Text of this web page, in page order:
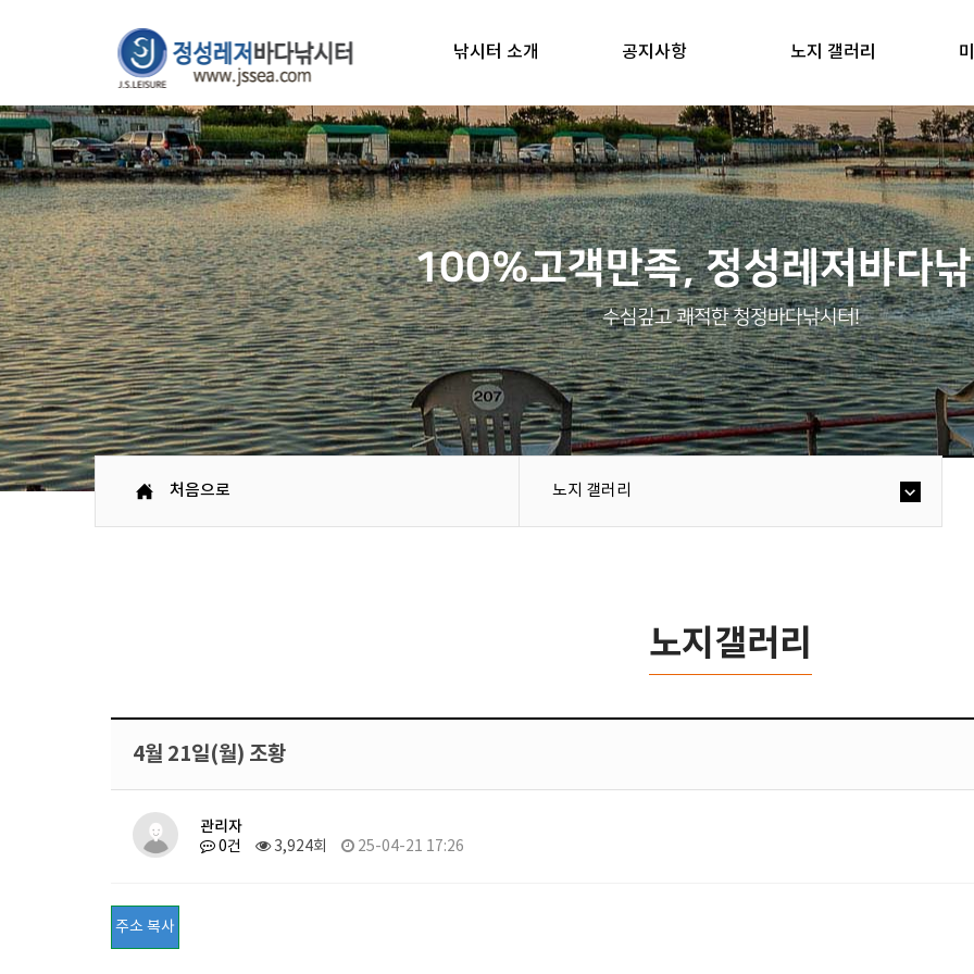
낚시터 소개 공지사항 노지 갤러리
100%고객만족, 정성레저바다
수심깊고 쾌적한 청정바다낚시터!
처음으로 노지 갤러리
노지갤러리
4월 21일(월) 조황
관리자
0건 3,924회 25-04-21 17:26
주소 복사